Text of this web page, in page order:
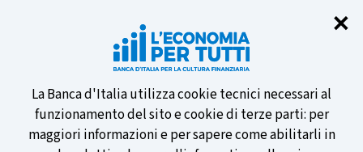
✕
Informativa
sui
La Banca d'Italia utilizza cookie tecnici necessari al
funzionamento del sito e cookie di terze parti: per
maggiori informazioni e per sapere come abilitarli in
Partecipa al sondaggio della BCE
sulle nuove banconote e vota la tua
preferita!